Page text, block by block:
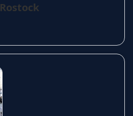
Rostock